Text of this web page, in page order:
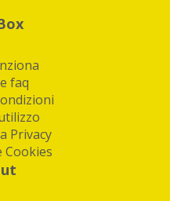
faq
Privacy
Cookies